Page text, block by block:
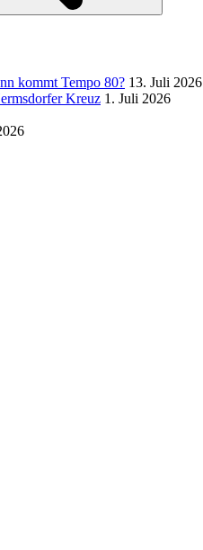
kommt Tempo 80? 13. Juli 2026
Kreuz 1. Juli 2026